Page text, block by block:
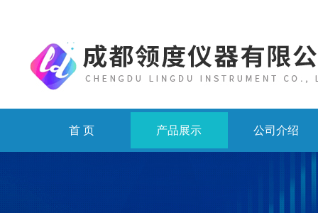
首 页 产品展示 公司介绍